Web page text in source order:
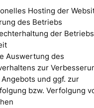
Hosting der
des Betriebs
der
Auswertung des
zur
und ggf. zur
bzw. Verfolgung